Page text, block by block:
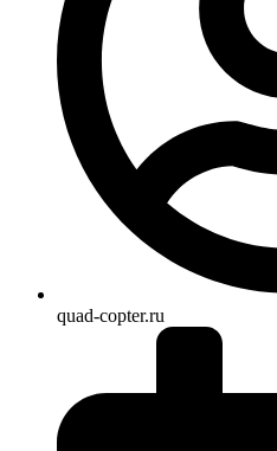
quad-copter.ru